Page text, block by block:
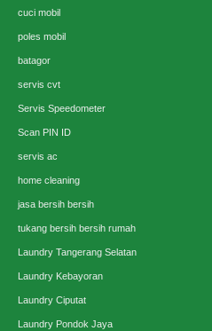
cuci mobil
poles mobil
batagor
servis cvt
Servis Speedometer
Scan PIN ID
servis ac
home cleaning
jasa bersih bersih
tukang bersih bersih rumah
Laundry Tangerang Selatan
Laundry Kebayoran
Laundry Ciputat
Laundry Pondok Jaya